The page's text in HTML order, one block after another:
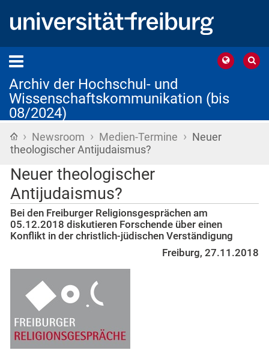
Archiv der Hochschul- und
Wissenschaftskommunikation (bis
08/2024)
Startseite
› Newsroom › Medien-Termine › Neuer
theologischer Antijudaismus?
Neuer theologischer
Antijudaismus?
Bei den Freiburger Religionsgesprächen am
05.12.2018 diskutieren Forschende über einen
Konflikt in der christlich-jüdischen Verständigung
Freiburg, 27.11.2018